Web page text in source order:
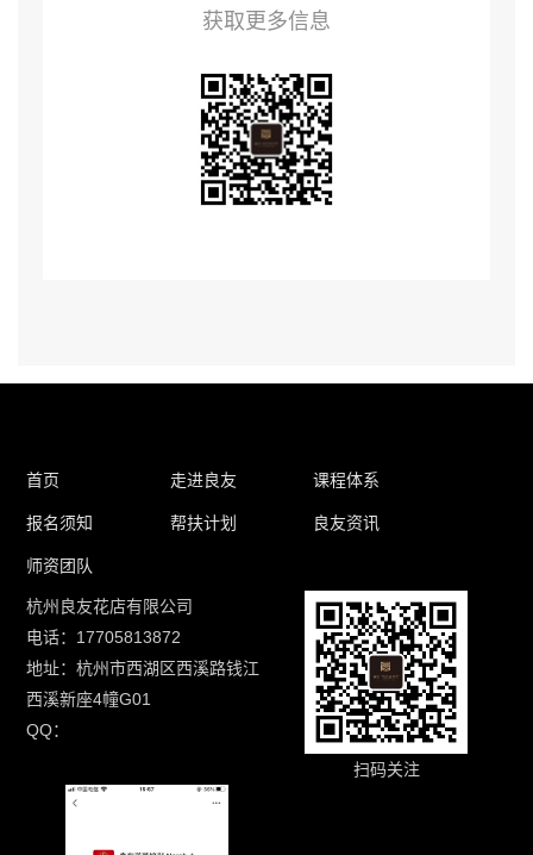
获取更多信息
首页 走进良友 课程体系
报名须知 帮扶计划 良友资讯
师资团队
杭州良友花店有限公司
电话：17705813872
地址：杭州市西湖区西溪路钱江
西溪新座4幢G01
QQ：
扫码关注